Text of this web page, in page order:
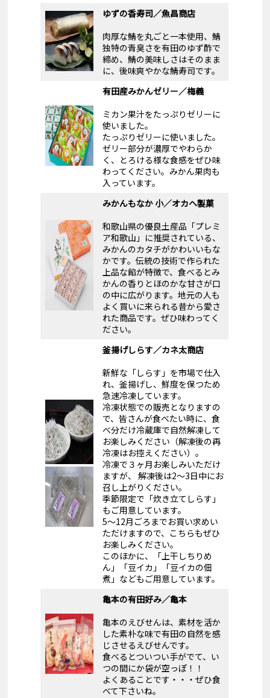
ゆずの香寿司／魚昌商店
肉厚な鯖を丸ごと一本使用、鯖
独特の青臭さを有田のゆず酢で
締め、鯖の美味しさはそのまま
に、後味爽やかな鯖寿司です。
有田産みかんゼリー／梅義
ミカン果汁をたっぷりゼリーに
使いました。
たっぷりゼリーに使いました。
ゼリー部分が濃厚でやわらか
く、とろける様な食感をぜひ味
わってください。みかん果肉も
入っています。
みかんもなか 小／オカヘ製菓
和歌山県の優良土産品「プレミ
ア和歌山」に推奨されている、
みかんのカタチがかわいいもな
かです。伝統の技術で作られた
上品な餡が特徴で、食べるとみ
かんの香りとほのかな甘さが口
の中に広がります。地元の人も
よく買いに来られる昔から愛さ
れた商品です。ぜひ味わってく
ださい。
釜揚げしらす／カネ太商店
新鮮な「しらす」を市場で仕入
れ、釜揚げし、鮮度を保つため
急速冷凍しています。
冷凍状態での販売となりますの
で、皆さんが食べたい時に、食
べ分だけ冷蔵庫で自然解凍して
お楽しみください（解凍後の再
冷凍はお控えください）。
冷凍で３ヶ月お楽しみいただけ
ますが、 解凍後は2～3日中にお
召し上がりください。
季節限定で「炊き立てしらす」
もご用意しています。
5～12月ごろまでお買い求めい
ただけますので、こちらもぜひ
お楽しみください。
このほかに、「上干しちりめ
ん」「豆イカ」「豆イカの佃
煮」などもご用意しています。
亀本の有田好み／亀本
亀本のえびせんは、素材を活か
した素朴な味で有田の自然を感
じさせるえびせんです。
食べるとついつい手がでて、い
つの間にか袋が空っぽ！！
よくあることです・・・ぜひ食
べて下さいね。